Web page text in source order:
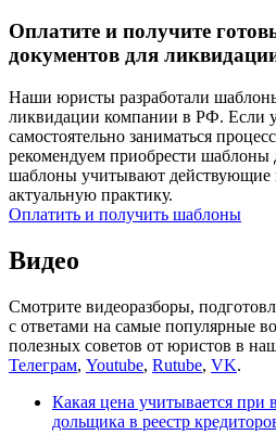
Оплатите и получите
документов для
Наши юристы разработали
ликвидации компании в РФ. Если у
самостоятельно заниматься
рекомендуем приобрести
шаблоны учитывают действующие
актуальную практику.
Оплатить и получить шаблоны
Видео
Смотрите видеоразборы,
с ответами на самые популярные
полезных советов от юристов в
Телеграм, Youtube, Rutube, VK.
Какая цена учитывается при
дольщика в реестр